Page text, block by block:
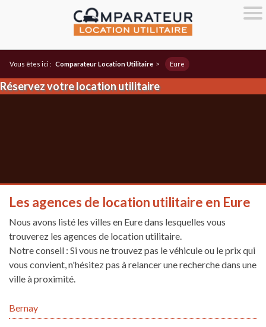
Vous êtes ici : Comparateur Location Utilitaire > Eure
Réservez votre location utilitaire
Les agences de location utilitaire en Eure
Nous avons listé les villes en Eure dans lesquelles vous
trouverez les agences de location utilitaire.
Notre conseil : Si vous ne trouvez pas le véhicule ou le prix qui
vous convient, n'hésitez pas à relancer une recherche dans une
ville à proximité.
Bernay